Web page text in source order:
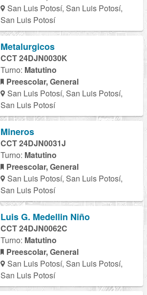
San Luis Potosí, San Luis Potosí,
San Luis Potosí
Metalurgicos
CCT 24DJN0030K
Turno: Matutino
Preescolar, General
San Luis Potosí, San Luis Potosí,
San Luis Potosí
Mineros
CCT 24DJN0031J
Turno: Matutino
Preescolar, General
San Luis Potosí, San Luis Potosí,
San Luis Potosí
Luis G. Medellin Niño
CCT 24DJN0062C
Turno: Matutino
Preescolar, General
San Luis Potosí, San Luis Potosí,
San Luis Potosí